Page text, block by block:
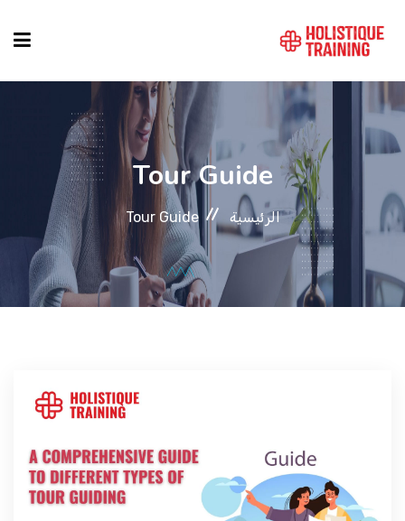
دليل الدورات
التصنيفات
Tour Guide
الرئيسية Tour Guide